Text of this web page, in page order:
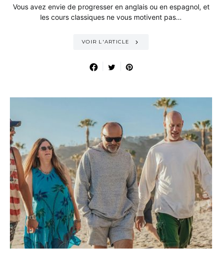
Vous avez envie de progresser en anglais ou en espagnol, et
les cours classiques ne vous motivent pas…
VOIR L'ARTICLE